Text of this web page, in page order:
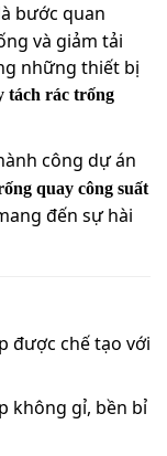
bước quan
và giảm tải
những thiết bị
tách rác trống
công dự án
quay công suất
đến sự hài
được chế tạo với
không gỉ, bền bỉ